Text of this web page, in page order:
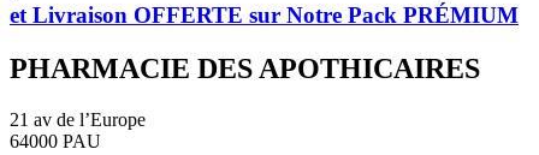
et Livraison OFFERTE sur Notre Pack PRÉMIUM
PHARMACIE DES APOTHICAIRES
21 av de l’Europe
64000 PAU